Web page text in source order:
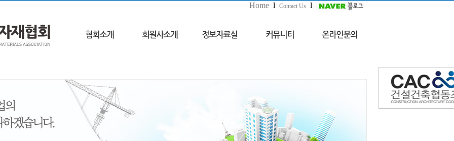
Home l Contact Us l